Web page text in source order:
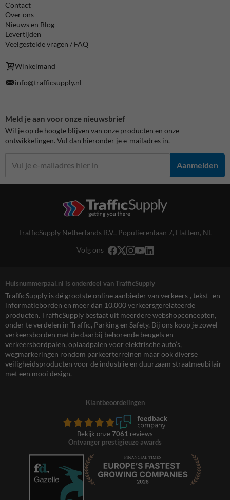
Contact
Over ons
Nieuws en Blog
Levertijden
Veelgestelde vragen / FAQ
Winkelmand
info@trafficsupply.nl
Meld je aan voor onze nieuwsbrief
Wil je op de hoogte blijven van onze producten en onze
ontwikkelingen. Vul dan hieronder je e-mailadres in.
Aanmelden
TrafficSupply Netherlands B.V., Populierenlaan 7, Hattem, NL
Volg ons
Huisnummerpaal.nl is onderdeel van TrafficSupply
TrafficSupply is dé grootste online aanbieder van verkeers-, tekst- en
informatieborden en meer dan 10.000 verkeersgerelateerde
producten. TrafficSupply bestaat uit meerdere webshopconcepten,
onder te verdelen in Traffic, Parking en Safety. Bij ons koop je zowel
verkeersborden met de daarbij behorende beugels en
verkeersbordpalen, oplaadpalen voor elektrische auto’s,
wegmarkeringen rondom parkeerterreinen maar ook diverse
veiligheidsproducten voor de industrie en duurzaam straatmeubilair
met een mooi design.
Klantbeoordelingen
Bekijk onze 7061 reviews
Ontvanger prestigieuze awards